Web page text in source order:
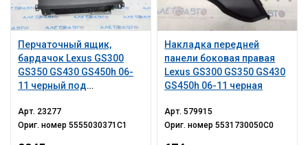
Перчаточный ящик,
бардачок Lexus GS300
GS350 GS430 GS450h 06-
11 черный под
Арт. 23277
Ориг. номер5555030371C1
Накладка передней
панели боковая правая
Lexus GS300 GS350 GS430
GS450h 06-11 черная
Арт.579915
Ориг. номер5531730050C0